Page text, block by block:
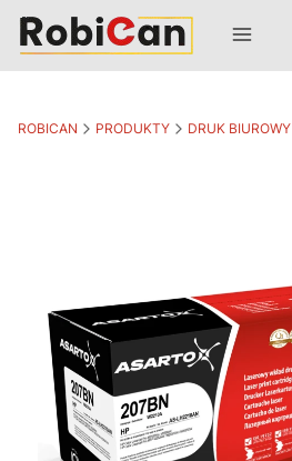
Menu
ROBICAN PRODUKTY DRUK BIUROWY